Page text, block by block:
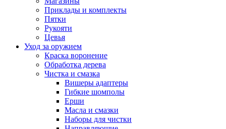
Приклады и комплекты
Пятки
Рукояти
Цевья
Уход за оружием
Краска воронение
Обработка дерева
Чистка и смазка
Вишеры адаптеры
Гибкие шомполы
Ерши
Масла и смазки
Наборы для чистки